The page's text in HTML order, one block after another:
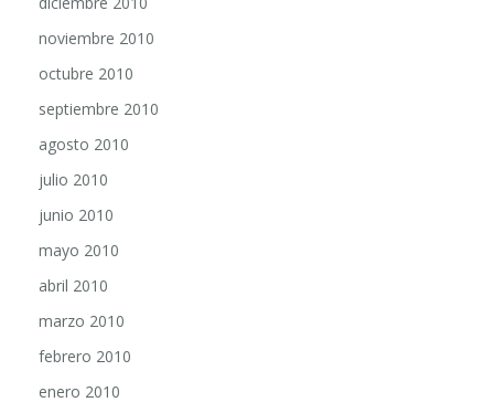
noviembre 2010
octubre 2010
septiembre 2010
agosto 2010
julio 2010
junio 2010
mayo 2010
abril 2010
marzo 2010
febrero 2010
enero 2010
diciembre 2009